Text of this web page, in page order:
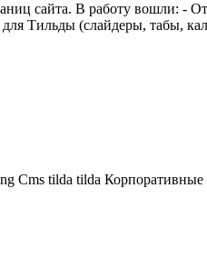
сайта. В работу вошли: -
Тильды (слайдеры, табы,
Сms tilda tilda Корпоративные